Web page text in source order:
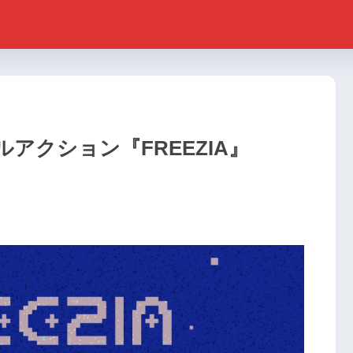
クション『FREEZIA』